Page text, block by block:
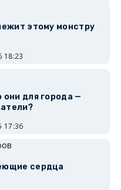
этому монстру
18:23
для города —
17:36
сердца